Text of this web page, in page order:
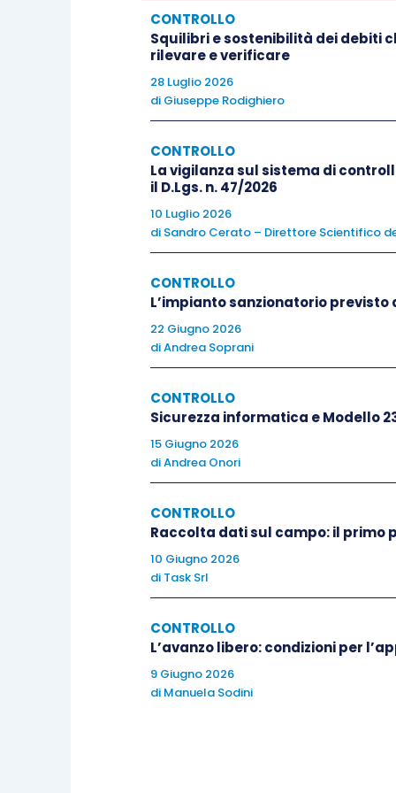
poi le distribuiscono alla persona
Ma le piccole imprese
infrastrutture tecnologiche, o per
a risolvere questo problema.
Le PMI sono tradizionalmente
un’importante fattore competitivo,
imprese.
Le PMI non solo sono impossibilitate
scegliere le informazioni utili a
non si possono permettere di
“intuito”, “fantasia” ed “esperienza”
vantaggio competitivo delle PMI nei
sistemi di controllo di gestione
perché ritenuti innanzitutto troppo
appesantimento della struttura e
decine di prospetti, dettagli grafici
decisionali e per le diverse necessità
I dati con gli indici finanziari ed
responsabile commerciale, il
CONTROLLO
Squilibri e sostenibilità dei debiti
rilevare e verificare
28 Luglio 2026
di Giuseppe Rodighiero
CONTROLLO
La vigilanza sul sistema di
il D.Lgs. n. 47/2026
10 Luglio 2026
di Sandro Cerato – Direttore Scientifico
CONTROLLO
L’impianto sanzionatorio previsto
22 Giugno 2026
diAndrea Soprani
CONTROLLO
Sicurezza informatica e Modello
15 Giugno 2026
diAndrea Onori
CONTROLLO
Raccolta dati sul campo: il primo
10 Giugno 2026
di Task Srl
CONTROLLO
L’avanzo libero: condizioni per
9 Giugno 2026
di Manuela Sodini